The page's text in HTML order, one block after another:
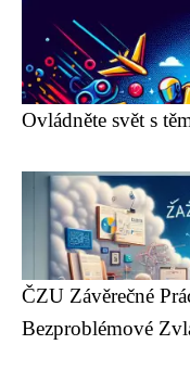
Ovládněte svět s
ČZU Závěrečné
Bezproblémové